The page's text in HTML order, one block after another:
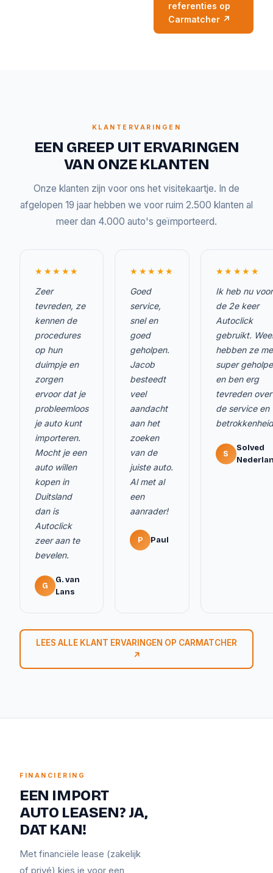
referenties op
Carmatcher ↗
KLANTERVARINGEN
EEN GREEP UIT ERVARINGEN
VAN ONZE KLANTEN
Onze klanten zijn voor ons het visitekaartje. In de
afgelopen 19 jaar hebben we voor ruim 2.500 klanten al
meer dan 4.000 auto's geïmporteerd.
★★★★★
Zeer
tevreden, ze
kennen de
procedures
op hun
duimpje en
zorgen
ervoor dat je
probleemloos
je auto kunt
importeren.
Mocht je een
auto willen
kopen in
Duitsland
dan is
Autoclick
zeer aan te
bevelen.
G
G. van
Lans
★★★★★
Goed
service,
snel en
goed
geholpen.
Jacob
besteedt
veel
aandacht
aan het
zoeken
van de
juiste auto.
Al met al
een
aanrader!
P Paul
★★★★★
Ik heb nu voor
de 2e keer
Autoclick
gebruikt.
hebben ze me
super
en ben erg
tevreden over
de service en
S
Solved
LEES ALLE KLANT ERVARINGEN OP CARMATCHER
↗
FINANCIERING
EEN IMPORT
AUTO LEASEN? JA,
DAT KAN!
Met financiële lease (zakelijk
of privé) kies je voor een